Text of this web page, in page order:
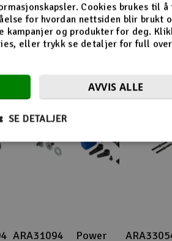
også på
ARA310946
Power
Cookies brukes til å
for hvordan nettsiden blir brukt
kampanjer og produkter for deg.
eller trykk se detaljer for full
AVVIS ALLE
SE DETALJER